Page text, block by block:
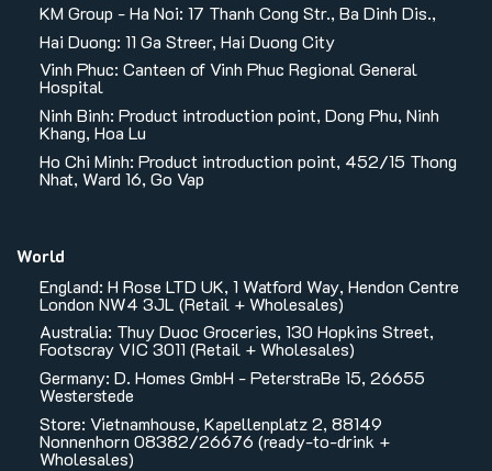
KM Group - Ha Noi: 17 Thanh Cong Str., Ba Dinh Dis.,
Hai Duong: 11 Ga Streer, Hai Duong City
Vinh Phuc: Canteen of Vinh Phuc Regional General
Hospital
Ninh Binh: Product introduction point, Dong Phu, Ninh
Khang, Hoa Lu
Ho Chi Minh: Product introduction point, 452/15 Thong
Nhat, Ward 16, Go Vap
World
England: H Rose LTD UK, 1 Watford Way, Hendon Centre
London NW4 3JL (Retail + Wholesales)
Australia: Thuy Duoc Groceries, 130 Hopkins Street,
Footscray VIC 3011 (Retail + Wholesales)
Germany: D. Homes GmbH - PeterstraBe 15, 26655
Westerstede
Store: Vietnamhouse, Kapellenplatz 2, 88149
Nonnenhorn 08382/26676 (ready-to-drink +
Wholesales)